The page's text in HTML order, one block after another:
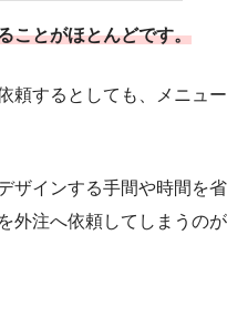
ことがほとんどです。
頼するとしても、メニュー
ザインする手間や時間を省
外注へ依頼してしまうのが